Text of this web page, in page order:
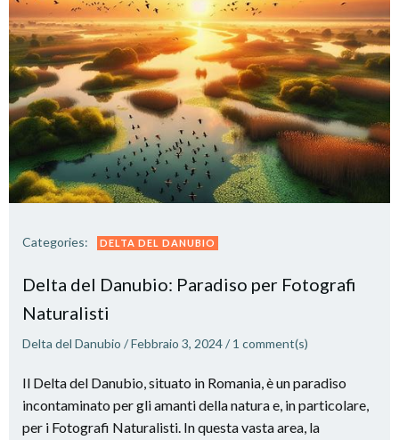
Categories: DELTA DEL DANUBIO
Delta del Danubio: Paradiso per Fotografi
Naturalisti
Delta del Danubio /Febbraio 3, 2024/ 1 comment(s)
Il Delta del Danubio, situato in Romania, è un paradiso
incontaminato per gli amanti della natura e, in particolare,
per i Fotografi Naturalisti. In questa vasta area, la